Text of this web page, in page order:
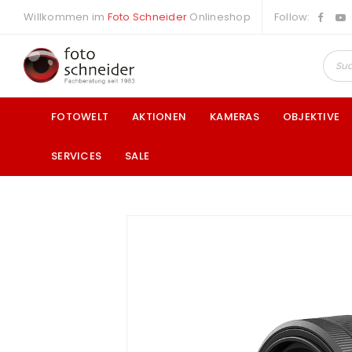
Willkommen im Foto Schneider Onlineshop Follow:
FOTOWELT AKTIONEN KAMERAS OBJEKTIVE
SERVICES SALE